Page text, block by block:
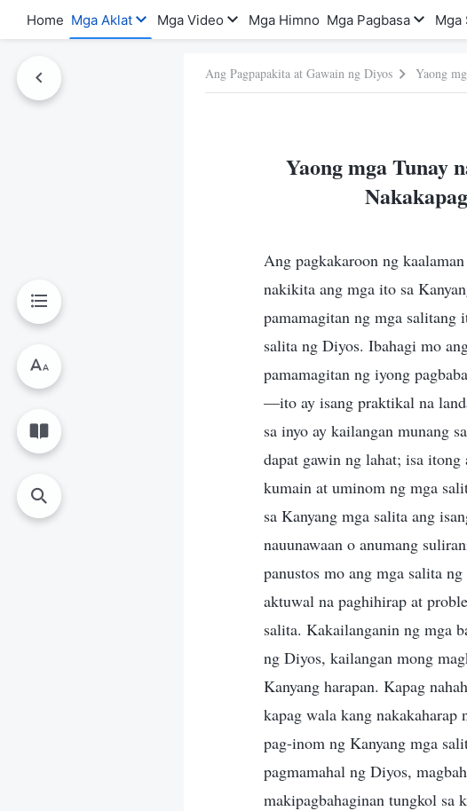
Home Mga Aklat Mga Video Mga Himno Mga Pagbasa Mga
Ang Pagpapakita at Gawain ng Diyos
Yaong mga Tunay
Ang pagkakaroon ng
nakikita ang mga ito sa
pamamagitan ng mga salitang
salita ng Diyos. Ibahagi mo
pamamagitan ng iyong
—ito ay isang praktikal na
sa inyo ay kailangan munang
dapat gawin ng lahat; isa itong
kumain at uminom ng mga
sa Kanyang mga salita ang
nauunawaan o anumang
panustos mo ang mga salita
aktuwal na paghihirap at
salita. Kakailanganin ng mga
ng Diyos, kailangan mong
Kanyang harapan. Kapag
kapag wala kang
pag-inom ng Kanyang mga
pagmamahal ng Diyos,
makipagbahaginan tungkol sa